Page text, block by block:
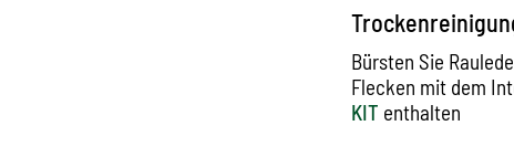
Bürsten Sie
Flecken mit dem
KIT enthalten